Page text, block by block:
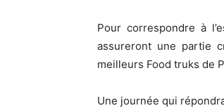
Pour correspondre à
assureront une partie
meilleurs Food truks de
Une journée qui